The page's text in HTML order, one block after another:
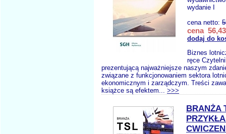
wydanie I
cena netto:
cena 56,43
dodaj do
Biznes
ręce
prezentującą najważniejsze naszym
związane z funkcjonowaniem sektora
ekonomicznym i zarządczym. Treści
książce są efektem... >>>
BRANŻA